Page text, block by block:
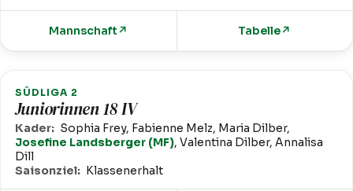
Mannschaft ↗ Tabelle↗
SÜDLIGA 2
Juniorinnen 18 IV
Kader: Sophia Frey, Fabienne Melz, Maria Dilber,
Josefine Landsberger (MF), Valentina Dilber, Annalisa
Dill
Saisonziel: Klassenerhalt